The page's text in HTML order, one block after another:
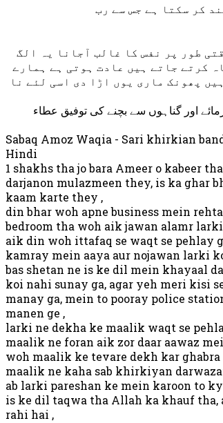
کر سکتا ہے جس سے رب
طور پر نفس کا غالب آجانا یہ الگ
کرتے جاتے ہیں عادت ہوتی ہے ہمارے
پھونک ماری یوں اڑا دی اسی لئے نا
اور گناہوں سے بچنے کی توفیق عطاء
Sabaq Amoz Waqia - Sari khirkian
Hindi
1 shakhs tha jo bara Ameer o kabeer
darjanon mulazmeen they, is ka ghar
kaam karte they ,
din bhar woh apne business mein
bedroom tha woh aik jawan alamr
aik din woh ittafaq se waqt se pehlay
kamray mein aaya aur nojawan larki
bas shetan ne is ke dil mein khayaal
koi nahi sunay ga, agar yeh meri kisi
manay ga, mein to pooray police
manen ge ,
larki ne dekha ke maalik waqt se
maalik ne foran aik zor daar aawaz
woh maalik ke tevare dekh kar ghabra
maalik ne kaha sab khirkiyan
ab larki pareshan ke mein karoon to
is ke dil taqwa tha Allah ka khauf tha,
rahi hai ,